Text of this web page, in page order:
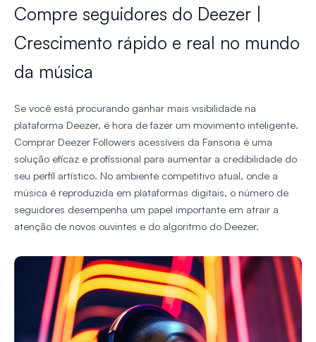
Compre seguidores do Deezer |
Crescimento rápido e real no mundo
da música
Se você está procurando ganhar mais visibilidade na
plataforma Deezer, é hora de fazer um movimento inteligente.
Comprar Deezer Followers acessíveis da Fansoria é uma
solução eficaz e profissional para aumentar a credibilidade do
seu perfil artístico. No ambiente competitivo atual, onde a
música é reproduzida em plataformas digitais, o número de
seguidores desempenha um papel importante em atrair a
atenção de novos ouvintes e do algoritmo do Deezer.